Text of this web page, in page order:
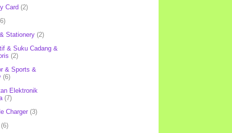
Card (2)
Stationery (2)
& Suku Cadang &
(2)
& Sports &
(6)
Elektronik
(7)
Charger (3)
(6)